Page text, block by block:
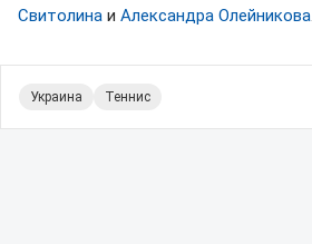
Свитолина и Александра Олейникова
Украина Теннис